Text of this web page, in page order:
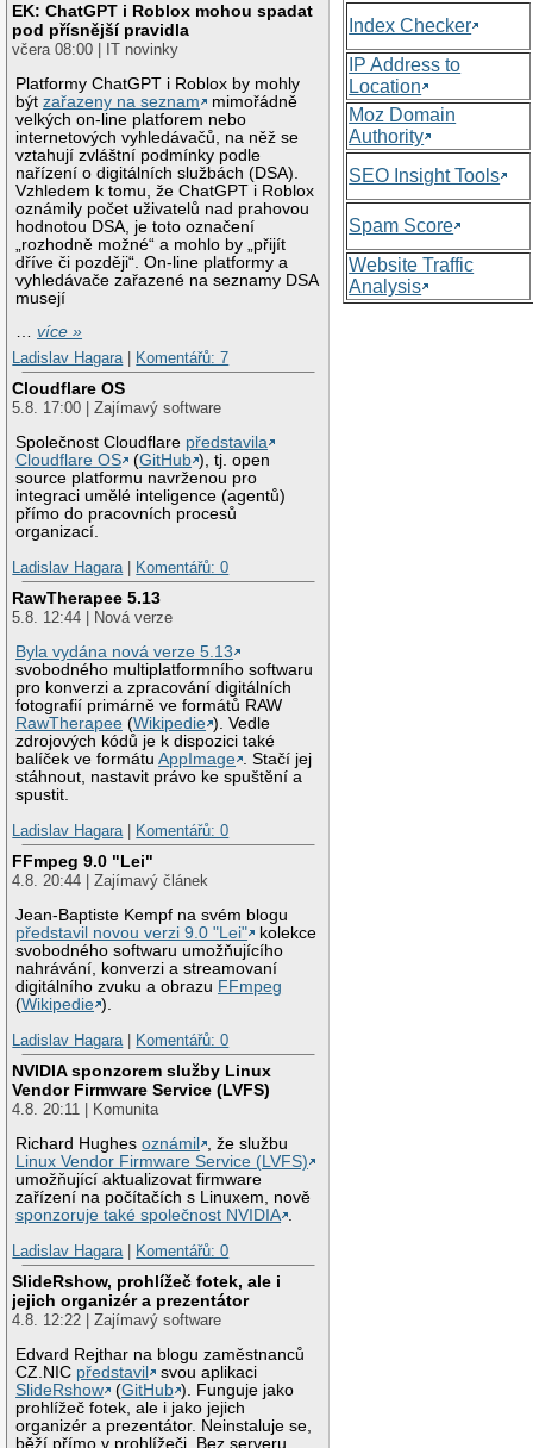
EK: ChatGPT i Roblox mohou spadat
pod přísnější pravidla
včera 08:00 | IT novinky
Platformy ChatGPT i Roblox by mohly
býtzařazeny na seznam
mimořádně
velkých on-line platforem nebo
internetových vyhledávačů, na něž se
vztahují zvláštní podmínky podle
nařízení o digitálních službách (DSA).
Vzhledem k tomu, že ChatGPT i Roblox
oznámily počet uživatelů nad prahovou
hodnotou DSA, je toto označení
„rozhodně možné“ a mohlo by „přijít
dříve či později“. On-line platformy a
vyhledávače zařazené na seznamy DSA
musejí
…více »
Ladislav Hagara
Komentářů: 7
Cloudflare OS
5.8. 17:00 | Zajímavý software
Společnost Cloudflare představila
Cloudflare OS
(GitHub ), tj. open
source platformu navrženou pro
integraci umělé inteligence (agentů)
přímo do pracovních procesů
organizací.
Ladislav Hagara
Komentářů: 0
RawTherapee 5.13
5.8. 12:44 | Nová verze
Byla vydána nová verze 5.13
svobodného multiplatformního softwaru
pro konverzi a zpracování digitálních
fotografií primárně ve formátů RAW
RawTherapee (Wikipedie ). Vedle
zdrojových kódů je k dispozici také
balíček ve formátuAppImage . Stačí jej
stáhnout, nastavit právo ke spuštění a
spustit.
Ladislav Hagara
Komentářů: 0
FFmpeg 9.0 "Lei"
4.8. 20:44 | Zajímavý článek
Jean-Baptiste Kempf na svém blogu
představil novou verzi 9.0 "Lei"
kolekce
svobodného softwaru umožňujícího
nahrávání, konverzi a streamovaní
digitálního zvuku a obrazu FFmpeg
(Wikipedie ).
Ladislav Hagara | Komentářů: 0
NVIDIA sponzorem služby Linux
Vendor Firmware Service (LVFS)
4.8. 20:11 | Komunita
Richard Hughesoznámil
, že službu
Linux Vendor Firmware Service (LVFS)
umožňující aktualizovat firmware
zařízení na počítačích s Linuxem, nově
sponzoruje také společnost NVIDIA .
Ladislav Hagara | Komentářů: 0
SlideRshow, prohlížeč fotek, ale i
jejich organizér a prezentátor
4.8. 12:22 | Zajímavý software
Edvard Rejthar na blogu zaměstnanců
CZ.NIC představil
svou aplikaci
SlideRshow
(GitHub ). Funguje jako
prohlížeč fotek, ale i jako jejich
organizér a prezentátor. Neinstaluje se,
běží přímo v prohlížeči. Bez serveru.
Index Checker
IP Address to
Location
Moz Domain
Authority
SEO Insight Tools
Spam Score
Website Traffic
Analysis